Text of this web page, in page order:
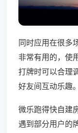
同时应用在很多
非常有用的，使
打牌时可以合理
好友间互动乐趣。
微乐跑得快自建
遇到部分用户的